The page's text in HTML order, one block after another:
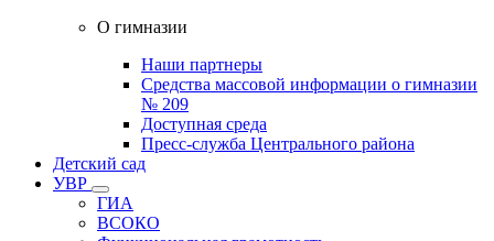
О гимназии
Наши партнеры
Средства массовой информации о гимназии
№ 209
Доступная среда
Пресс-служба Центрального района
Детский сад
УВР
ГИА
ВСОКО